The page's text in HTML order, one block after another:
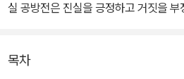
실 공방전은 진실을 긍정하고 거짓을 부
샘은 자꾸만 듣고 싶은 달콤한 거짓말과
목차